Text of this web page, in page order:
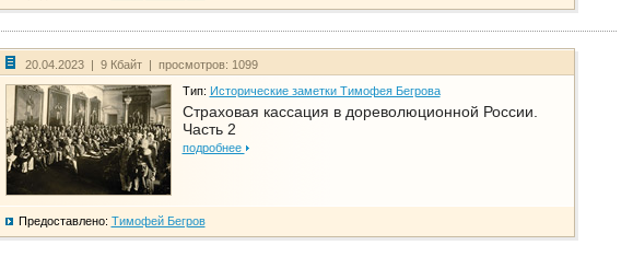
20.04.2023 | 9 Кбайт | просмотров: 1099
Тип: Исторические заметки Тимофея Бегрова
Страховая кассация в дореволюционной России.
Часть 2
подробнее
Предоставлено: Тимофей Бегров